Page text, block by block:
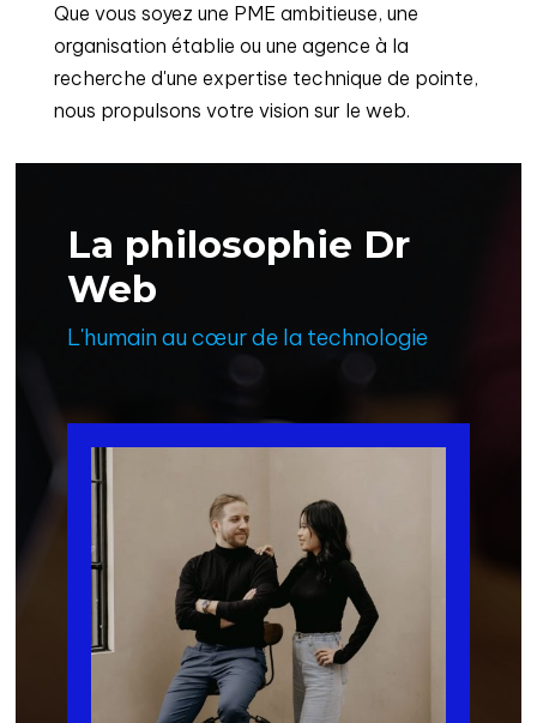
Que vous soyez une PME ambitieuse, une
organisation établie ou une agence à la
recherche d'une expertise technique de pointe,
nous propulsons votre vision sur le web.
La philosophie Dr
Web
L'humain au cœur de la technologie